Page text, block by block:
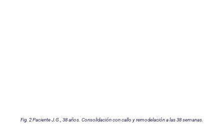
Fig. 2 Paciente J.G., 38 años. Consolidación con callo y remodelación a las 38 semanas.